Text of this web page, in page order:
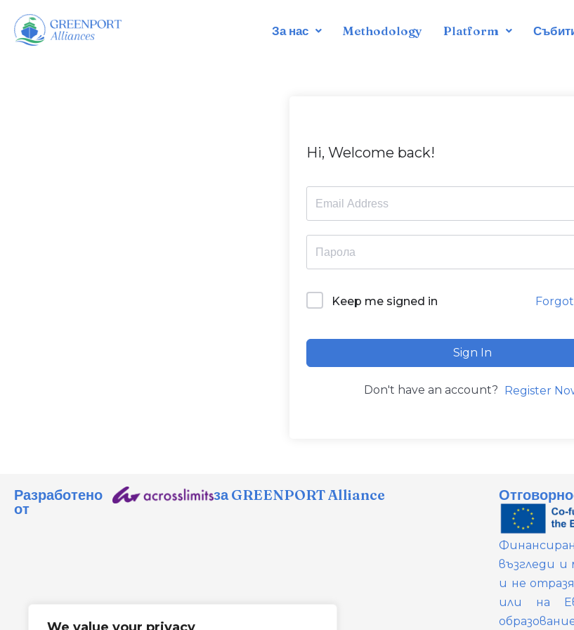
Продължете
За нас Methodology Platform
Hi, Welcome back!
Keep me signed in
Sign In
Don't have an account? Register
Разработено
от
за GREENPORT Alliance
възгледи
и не
или на